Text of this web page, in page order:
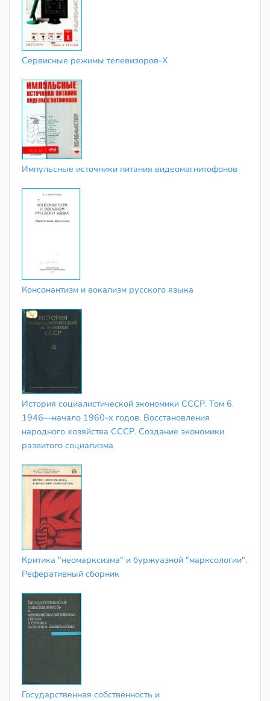
Сервисные режимы телевизоров-X
Импульсные источники питания видеомагнитофонов
Консонантизм и вокализм русского языка
История социалистической экономики СССР. Том 6.
1946—начало 1960-х годов. Восстановления
народного хозяйства СССР. Создание экономики
развитого социализма
Критика "неомарксизма" и буржуазной "марксологии".
Реферативный сборник
Государственная собственность и